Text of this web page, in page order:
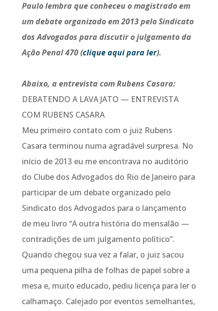
Paulo lembra que conheceu o magistrado em
um debate organizado em 2013 pelo Sindicato
dos Advogados para discutir o julgamento da
Ação Penal 470 (clique aqui para ler).
Abaixo, a entrevista com Rubens Casara:
DEBATENDO A LAVA JATO — ENTREVISTA
COM RUBENS CASARA
Meu primeiro contato com o juiz Rubens
Casara terminou numa agradável surpresa. No
início de 2013 eu me encontrava no auditório
do Clube dos Advogados do Rio de Janeiro para
participar de um debate organizado pelo
Sindicato dos Advogados para o lançamento
de meu livro “A outra história do mensalão —
contradições de um julgamento político”.
Quando chegou sua vez a falar, o juiz sacou
uma pequena pilha de folhas de papel sobre a
mesa e, muito educado, pediu licença para ler o
calhamaço. Calejado por eventos semelhantes,